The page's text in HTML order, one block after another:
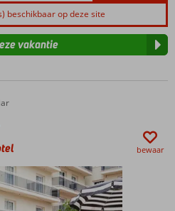
beschikbaar op deze site
vakantie
bewaar